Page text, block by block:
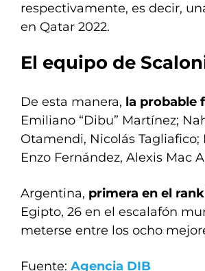
respectivamente, es decir,
en Qatar 2022.
El equipo de
De esta manera, la probable
Emiliano “Dibu” Martínez;
Otamendi, Nicolás
Enzo Fernández, Alexis Mac
Argentina, primera en el
Egipto, 26 en el escalafón
meterse entre los ocho
Fuente: Agencia DIB